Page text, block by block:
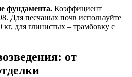
фундамента. Коэффициент
Для песчаных почв используйте
кг, для глинистых – трамбовку с
от